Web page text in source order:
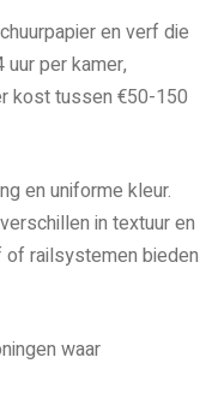
en verf die
per kamer,
kost tussen €50-150
en uniforme kleur.
in textuur en
railsystemen bieden
waar